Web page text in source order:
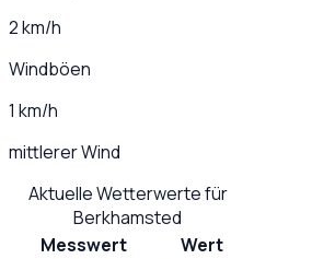
2 km/h
Windböen
1 km/h
mittlerer Wind
Aktuelle Wetterwerte für
Berkhamsted
Messwert
Wert